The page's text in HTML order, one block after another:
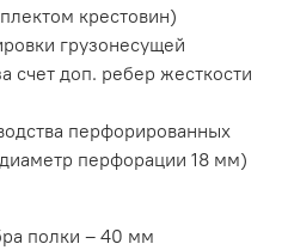
крестовин)
грузонесущей
счет доп. ребер жесткости
перфорированных
перфорации 18 мм)
полки – 40 мм